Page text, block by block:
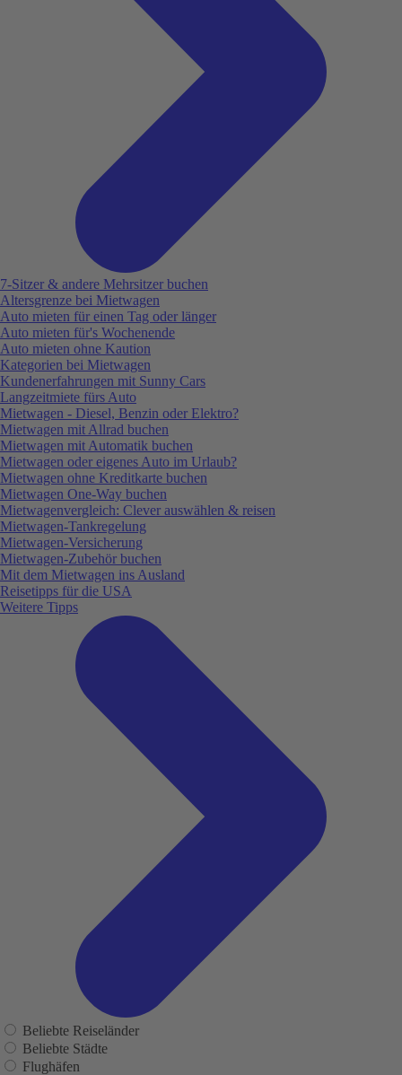
7-Sitzer & andere Mehrsitzer buchen
Altersgrenze bei Mietwagen
Auto mieten für einen Tag oder länger
Auto mieten für's Wochenende
Auto mieten ohne Kaution
Kategorien bei Mietwagen
Kundenerfahrungen mit Sunny Cars
Langzeitmiete fürs Auto
Mietwagen - Diesel, Benzin oder Elektro?
Mietwagen mit Allrad buchen
Mietwagen mit Automatik buchen
Mietwagen oder eigenes Auto im Urlaub?
Mietwagen ohne Kreditkarte buchen
Mietwagen One-Way buchen
Mietwagenvergleich: Clever auswählen & reisen
Mietwagen-Tankregelung
Mietwagen-Versicherung
Mietwagen-Zubehör buchen
Mit dem Mietwagen ins Ausland
Reisetipps für die USA
Weitere Tipps
Beliebte Reiseländer
Beliebte Städte
Flughäfen